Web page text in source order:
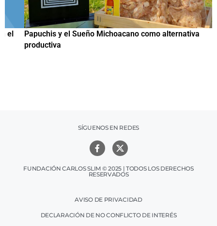
Papuchis y el Sueño Michoacano como alternativa
productiva
SÍGUENOS EN REDES
FUNDACIÓN CARLOS SLIM © 2025 | TODOS LOS DERECHOS
RESERVADOS
AVISO DE PRIVACIDAD
DECLARACIÓN DE NO CONFLICTO DE INTERÉS